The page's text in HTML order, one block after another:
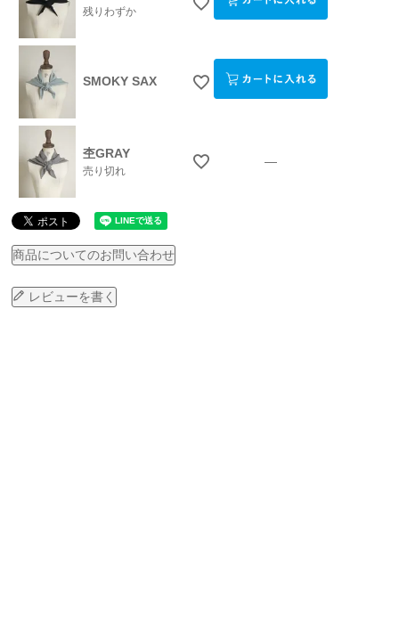
残りわずか
SMOKY SAX
杢GRAY
売り切れ
—
商品についてのお問い合わせ
レビューを書く